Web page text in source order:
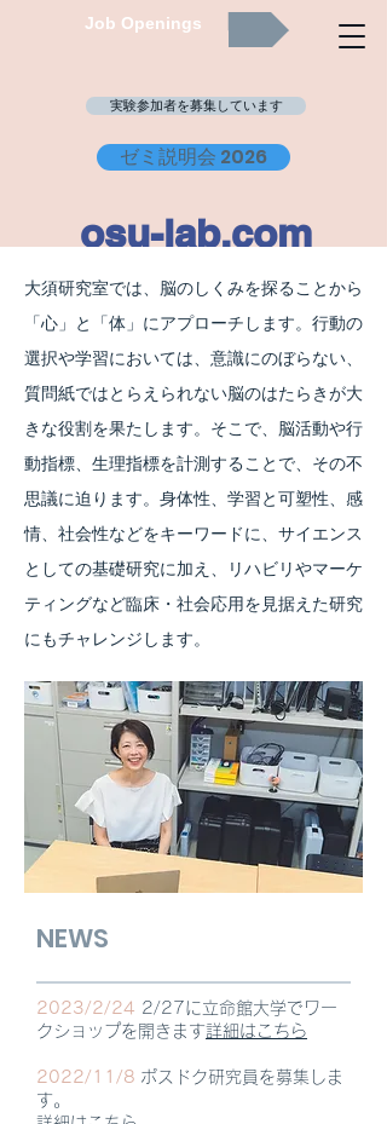
実験参加者を募集しています
osu-lab.com
Rieko Osu Lab. cognitive neuroscience,
School of Human Science, Waseda Univ. JAPAN
早稲田大学人間科学学術院 大須理英子研究室
Job Openings
ゼミ説明会 2026
大須研究室では、脳のしくみを探ることから
「心」と「体」にアプローチします。行動の
選択や学習においては、意識にのぼらない、
質問紙ではとらえられない脳のはたらきが大
きな役割を果たします。そこで、脳活動や行
動指標、生理指標を計測することで、その不
思議に迫ります。身体性、学習と可塑性、感
情、社会性などをキーワードに、サイエンス
としての基礎研究に加え、リハビリやマーケ
ティングなど臨床・社会応用を見据えた研究
にもチャレンジします。
NEWS
2023/2/24 2/27に立命館大学でワー
クショップを開きます詳細はこちら
2022/11/8 ポスドク研究員を募集しま
す。